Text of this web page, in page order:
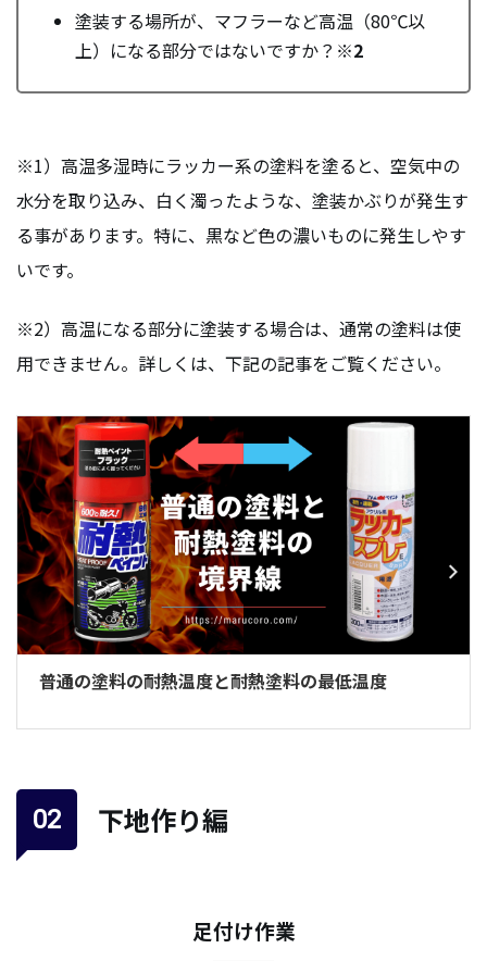
塗装する場所が、マフラーなど高温（80℃以
上）になる部分ではないですか？ ※2
※1）高温多湿時にラッカー系の塗料を塗ると、空気中の
水分を取り込み、白く濁ったような、塗装かぶりが発生す
る事があります。特に、黒など色の濃いものに発生しやす
いです。
※2）高温になる部分に塗装する場合は、通常の塗料は使
用できません。詳しくは、下記の記事をご覧ください。
普通の塗料の耐熱温度と耐熱塗料の最低温度
下地作り編
足付け作業